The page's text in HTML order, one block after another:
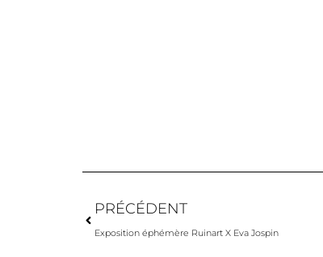
PRÉCÉDENT
Exposition éphémère Ruinart X Eva Jospin